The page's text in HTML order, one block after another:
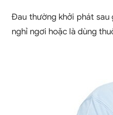
Đau thường khởi phát sau
nghỉ ngơi hoặc là dùng